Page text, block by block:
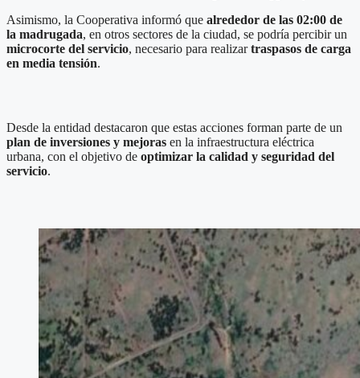
Asimismo, la Cooperativa informó que alrededor de las 02:00 de
la madrugada, en otros sectores de la ciudad, se podría percibir un
microcorte del servicio, necesario para realizartraspasos de carga
en media tensión.
Desde la entidad destacaron que estas acciones forman parte de un
plan de inversiones y mejoras en la infraestructura eléctrica
urbana, con el objetivo de optimizar la calidad y seguridad del
servicio.